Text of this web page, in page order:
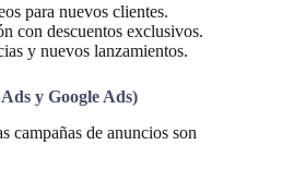
para nuevos clientes.
con descuentos exclusivos.
y nuevos lanzamientos.
y Google Ads)
campañas de anuncios son